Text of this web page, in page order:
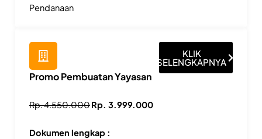
Pendanaan
Promo Pembuatan Yayasan
Rp. 4.550.000Rp. 3.999.000
Dokumen lengkap :
KLIK
SELENGKAPNYA